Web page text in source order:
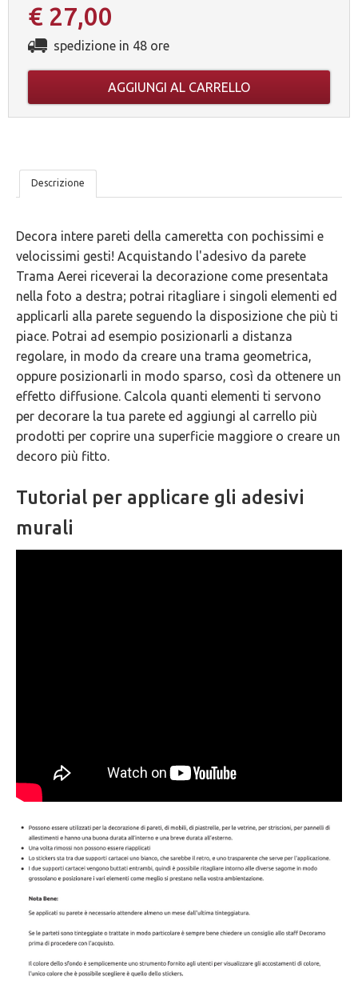
€ 27,00
spedizione in 48 ore
AGGIUNGI AL CARRELLO
LE
GARANZIE
Descrizione
Decora intere pareti della cameretta con pochissimi e
velocissimi gesti! Acquistando l'adesivo da parete
Trama Aerei riceverai la decorazione come presentata
nella foto a destra; potrai ritagliare i singoli elementi ed
applicarli alla parete seguendo la disposizione che più ti
piace. Potrai ad esempio posizionarli a distanza
regolare, in modo da creare una trama geometrica,
oppure posizionarli in modo sparso, così da ottenere un
effetto diffusione. Calcola quanti elementi ti servono
per decorare la tua parete ed aggiungi al carrello più
prodotti per coprire una superficie maggiore o creare un
decoro più fitto.
Tutorial per applicare gli adesivi
murali